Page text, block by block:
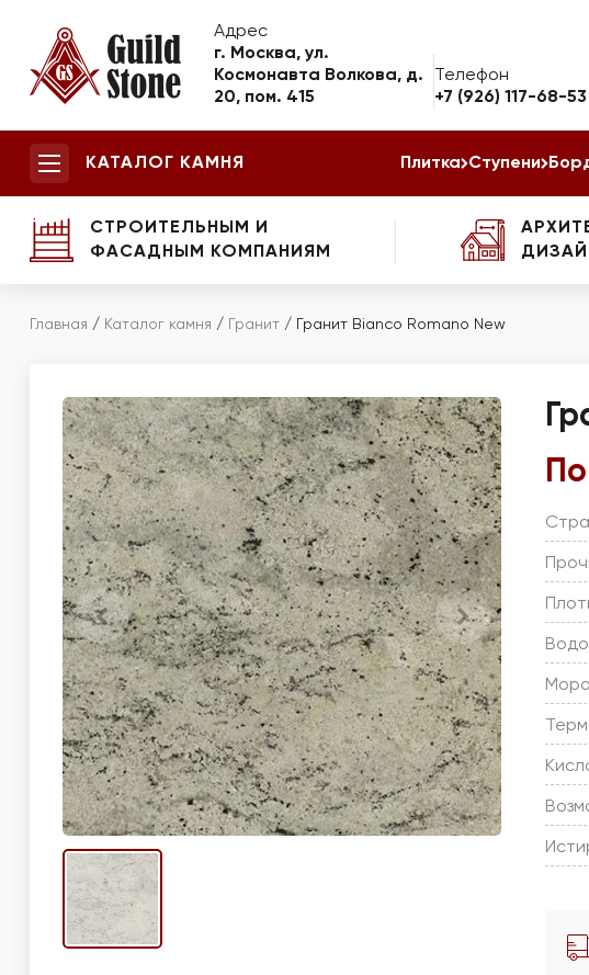
Адрес
г. Москва, ул.
Космонавта Волкова, д.
20, пом. 415
Телефон
+7 (926) 117-68-53
КАТАЛОГ КАМНЯ Плитка Ступени
СТРОИТЕЛЬНЫМ И
ФАСАДНЫМ КОМПАНИЯМ
Главная / Каталог камня / Гранит / Гранит Bianco Romano New